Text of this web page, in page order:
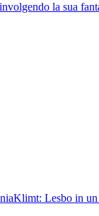
la sua
Lesbo in